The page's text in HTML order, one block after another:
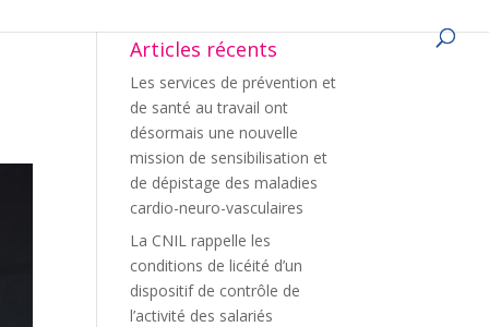
Articles récents
Les services de prévention et
de santé au travail ont
désormais une nouvelle
mission de sensibilisation et
de dépistage des maladies
cardio-neuro-vasculaires
La CNIL rappelle les
conditions de licéité d’un
dispositif de contrôle de
l’activité des salariés